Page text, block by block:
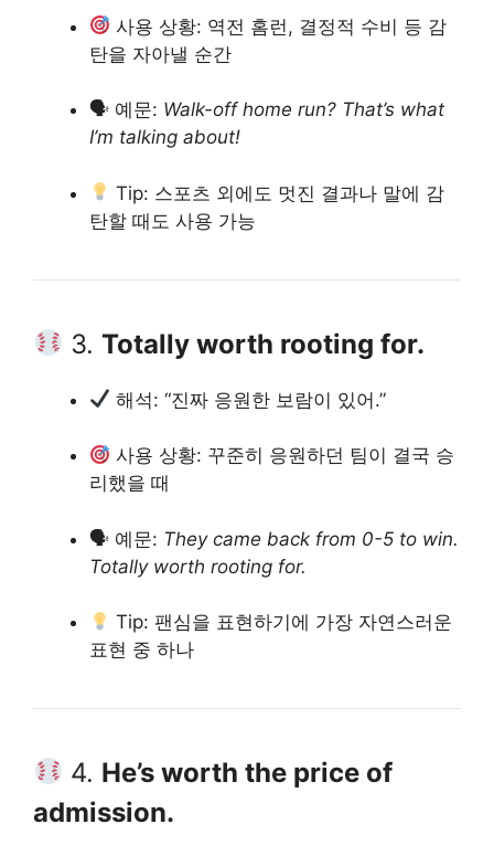
사용 상황: 역전 홈런, 결정적 수비 등 감
탄을 자아낼 순간
🗣 예문: Walk-off home run? That’s what
I’m talking about!
Tip: 스포츠 외에도 멋진 결과나 말에 감
탄할 때도 사용 가능
3.Totally worth rooting for.
해석: “진짜 응원한 보람이 있어.”
사용 상황: 꾸준히 응원하던 팀이 결국 승
리했을 때
🗣 예문: They came back from 0-5 to win.
Totally worth rooting for.
Tip: 팬심을 표현하기에 가장 자연스러운
표현 중 하나
4. He’s worth the price of
admission.